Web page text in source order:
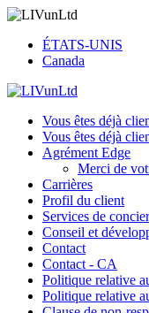
ÉTATS-UNIS
Canada
Vous êtes déjà
Vous êtes déjà
Agrément Edge
Merci de
Carrières
Profil du client
Services de
Conseil et
Contact
Contact - CA
Politique relative
Politique relative